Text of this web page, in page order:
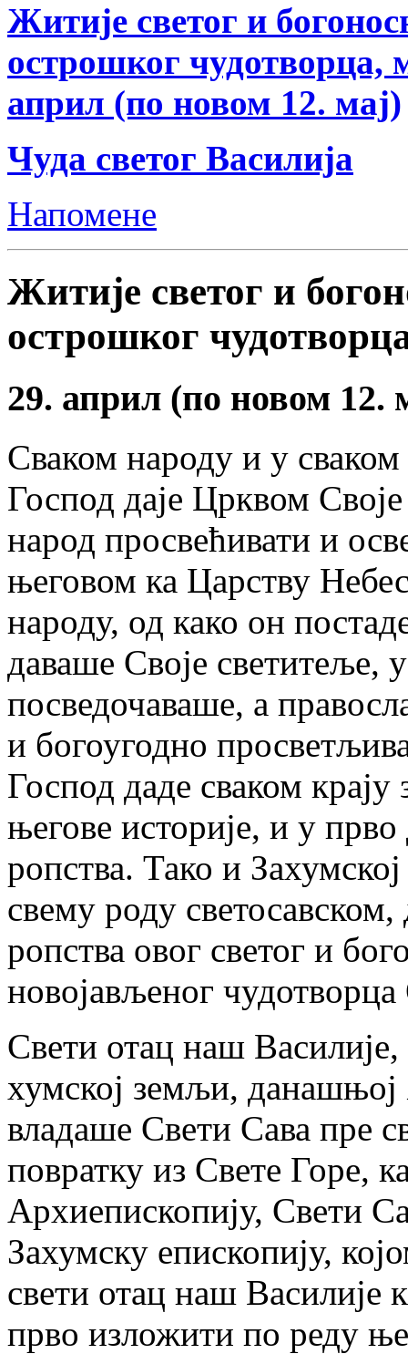
Житије светог и
острошког чудотворца,
април (по новом 12. мај)
Чуда светог Василија
Напомене
Житије светог и
острошког
29. април (по новом 12.
Сваком народу и у
Господ даје Црквом
народ просвећивати и
његовом ка Царству
народу, од како он
даваше Своје светитеље,
посведочаваше, а
и богоугодно
Господ даде сваком
његове историје, и у
ропства. Тако и
свему роду
ропства овог светог и
новојављеног
Свети отац наш
хумској земљи, данашњој
владаше Свети Сава пре
повратку из Свете Горе,
Архиепископију, Свети
Захумску епископију,
свети отац наш
прво изложити по реду